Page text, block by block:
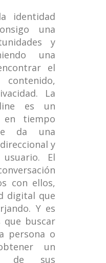
identidad
una
y
una
el
La
es un
en tiempo
da una
y
El
con ellos,
digital que
Y es
que buscar
persona o
un
de sus